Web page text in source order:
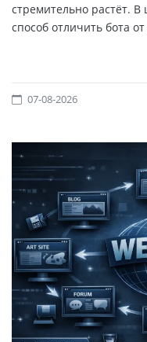
стремительно растёт.
способ отличить бота
07-08-2026